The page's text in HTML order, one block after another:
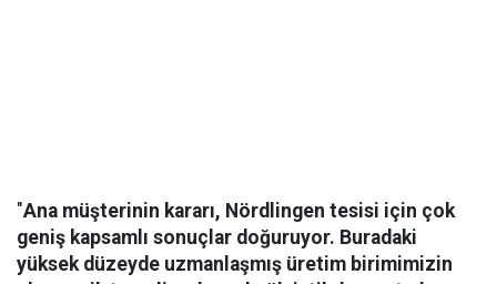
"Ana müşterinin kararı, Nördlingen tesisi için çok
geniş kapsamlı sonuçlar doğuruyor. Buradaki
yüksek düzeyde uzmanlaşmış üretim birimimizin